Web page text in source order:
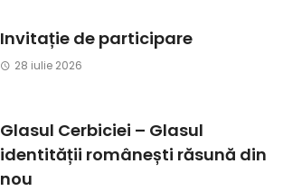
Invitație de participare
28 iulie 2026
Glasul Cerbiciei – Glasul
identității românești răsună din
nou